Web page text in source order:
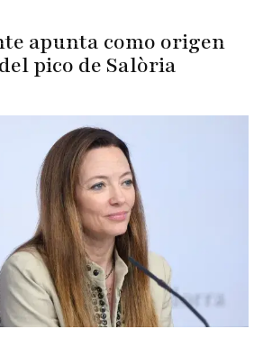
apunta como origen
pico de Salòria